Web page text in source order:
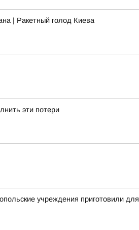
| Ракетный голод Киева
эти потери
учреждения приготовили